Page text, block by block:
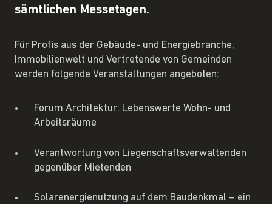
sämtlichen Messetagen.
Für Profis aus der Gebäude- und Energiebranche,
Immobilienwelt und Vertretende von Gemeinden
werden folgende Veranstaltungen angeboten:
Forum Architektur: Lebenswerte Wohn- und
Arbeitsräume
Verantwortung von Liegenschaftsverwaltenden
gegenüber Mietenden
Solarenergienutzung auf dem Baudenkmal – ein